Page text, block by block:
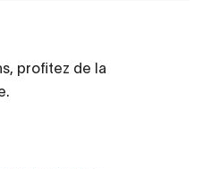
profitez de la